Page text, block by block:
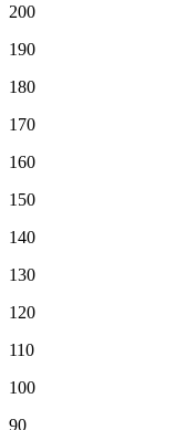
200
190
180
170
160
150
140
130
120
110
100
90